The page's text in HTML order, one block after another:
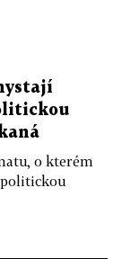
o kterém
politickou